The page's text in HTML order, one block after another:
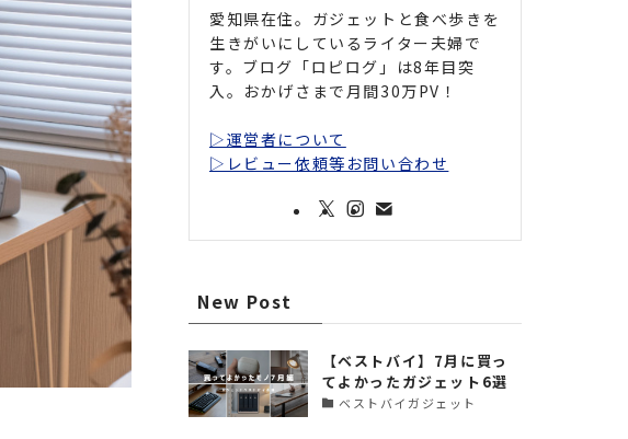
愛知県在住。ガジェットと食べ歩きを
生きがいにしているライター夫婦で
す。ブログ「ロピログ」は8年目突
入。おかげさまで月間30万PV！
▷運営者について
▷レビュー依頼等お問い合わせ
New Post
【ベストバイ】7月に買っ
てよかったガジェット6選
ベストバイガジェット